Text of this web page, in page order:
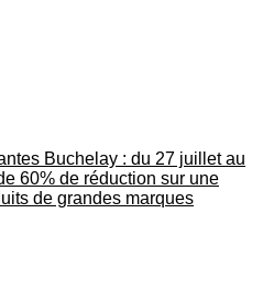
Buchelay : du 27 juillet au
60% de réduction sur une
de grandes marques